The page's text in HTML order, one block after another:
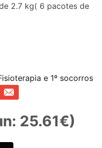
2.7 kg( 6 pacotes de
e 1º socorros
25.61€)